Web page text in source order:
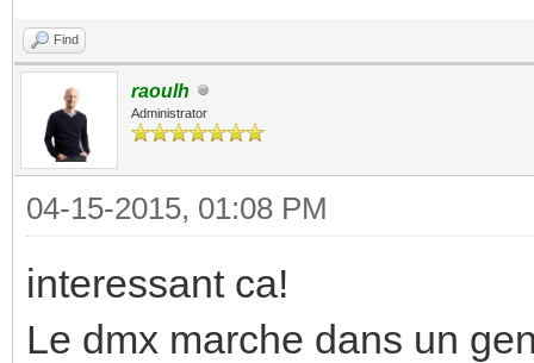
Find
raoulh
Administrator
04-15-2015, 01:08 PM
interessant ca!
Le dmx marche dans un